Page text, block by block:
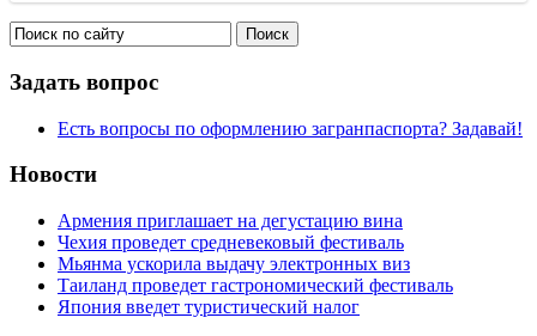
Задать вопрос
Есть вопросы по оформлению загранпаспорта? Задавай!
Новости
Армения приглашает на дегустацию вина
Чехия проведет средневековый фестиваль
Мьянма ускорила выдачу электронных виз
Таиланд проведет гастрономический фестиваль
Япония введет туристический налог